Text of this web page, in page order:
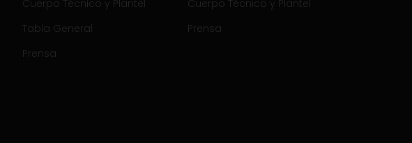
Cuerpo Técnico y Plantel
Tabla General
Prensa
Cuerpo Técnico y Plantel
Prensa